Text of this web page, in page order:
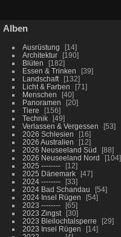
Alben
Ausrüstung
14
Architektur
190
Blüten
182
Essen & Trinken
39
Landschaft
132
Licht & Farben
71
Menschen
40
Panoramen
20
Tiere
156
Technik
49
Verlassen & Vergessen
53
2026 Schlesien
16
2026 Australien
12
2026 Neuseeland Süd
88
2026 Neuseeland Nord
104
2025 --------
12
2025 Dänemark
47
2024 --------
33
2024 Bad Schandau
54
2024 Insel Rügen
54
2023 --------
65
2023 Zingst
30
2023 Bleilochtalsperre
29
2023 Insel Rügen
14